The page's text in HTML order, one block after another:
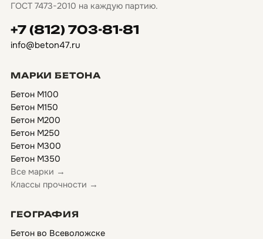
ГОСТ 7473-2010 на каждую партию.
+7 (812) 703-81-81
info@beton47.ru
МАРКИ БЕТОНА
Бетон М100
Бетон М150
Бетон М200
Бетон М250
Бетон М300
Бетон М350
Все марки →
Классы прочности →
ГЕОГРАФИЯ
Бетон во Всеволожске